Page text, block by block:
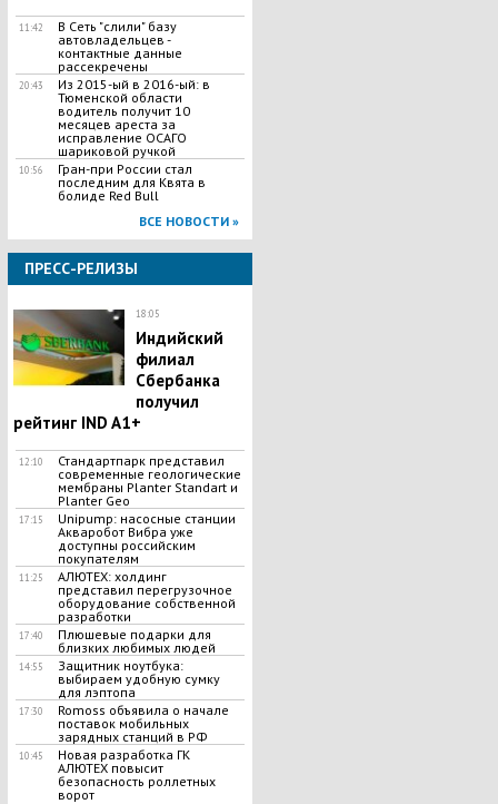
11:42
В Сеть "слили" базу
автовладельцев -
контактные данные
рассекречены
20:43
Из 2015-ый в 2016-ый: в
Тюменской области
водитель получит 10
месяцев ареста за
исправление ОСАГО
шариковой ручкой
10:56
Гран-при России стал
последним для Квята в
болиде Red Bull
ВСЕ НОВОСТИ »
ПРЕСС-РЕЛИЗЫ
18:05
Индийский
филиал
Сбербанка
получил
рейтинг IND A1+
12:10
Стандартпарк представил
современные геологические
мембраны Planter Standart и
Planter Geo
17:15
Unipump: насосные станции
Акваробот Вибра уже
доступны российским
покупателям
11:25
АЛЮТЕХ: холдинг
представил перегрузочное
оборудование собственной
разработки
17:40
Плюшевые подарки для
близких любимых людей
14:55
Защитник ноутбука:
выбираем удобную сумку
для лэптопа
17:30
Romoss объявила о начале
поставок мобильных
зарядных станций в РФ
10:45
Новая разработка ГК
АЛЮТЕХ повысит
безопасность роллетных
ворот